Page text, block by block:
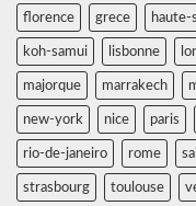
florence grece haute-
koh-samui lisbonne
majorque marrakech
new-york nice paris
rio-de-janeiro rome
strasbourg toulouse